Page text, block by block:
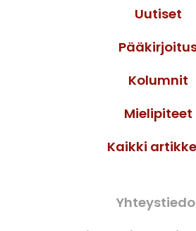
Uutiset
Kolumnit
Mielipiteet
Kaikki